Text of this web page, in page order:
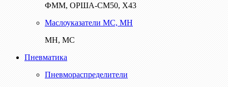
ФММ, ОРША-СМ50, Х43
Маслоуказатели МС, МН
МН, МС
Пневматика
Пневмораспределители